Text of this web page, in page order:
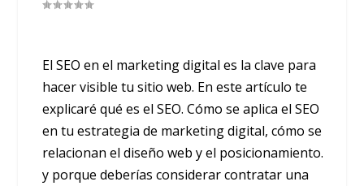
El SEO en el marketing digital es la clave para
hacer visible tu sitio web. En este artículo te
explicaré qué es el SEO. Cómo se aplica el SEO
en tu estrategia de marketing digital, cómo se
relacionan el diseño web y el posicionamiento.
y porque deberías considerar contratar una